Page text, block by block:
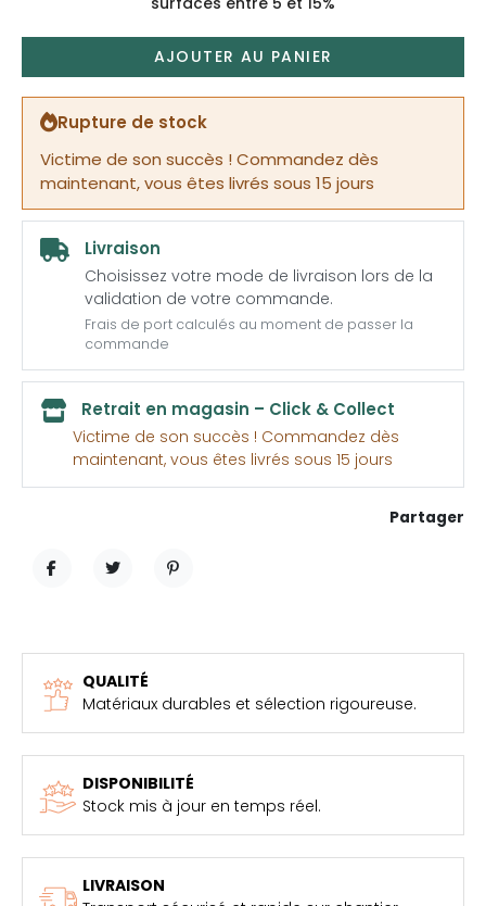
AJOUTER AU PANIER
Rupture de stock
Victime de son succès ! Commandez dès
maintenant, vous êtes livrés sous 15 jours
Livraison
Choisissez votre mode de livraison lors de la
validation de votre commande.
Frais de port calculés au moment de passer la
commande
Retrait en magasin – Click & Collect
Victime de son succès ! Commandez dès
maintenant, vous êtes livrés sous 15 jours
Partager
QUALITÉ
Matériaux durables et sélection rigoureuse.
DISPONIBILITÉ
Stock mis à jour en temps réel.
LIVRAISON